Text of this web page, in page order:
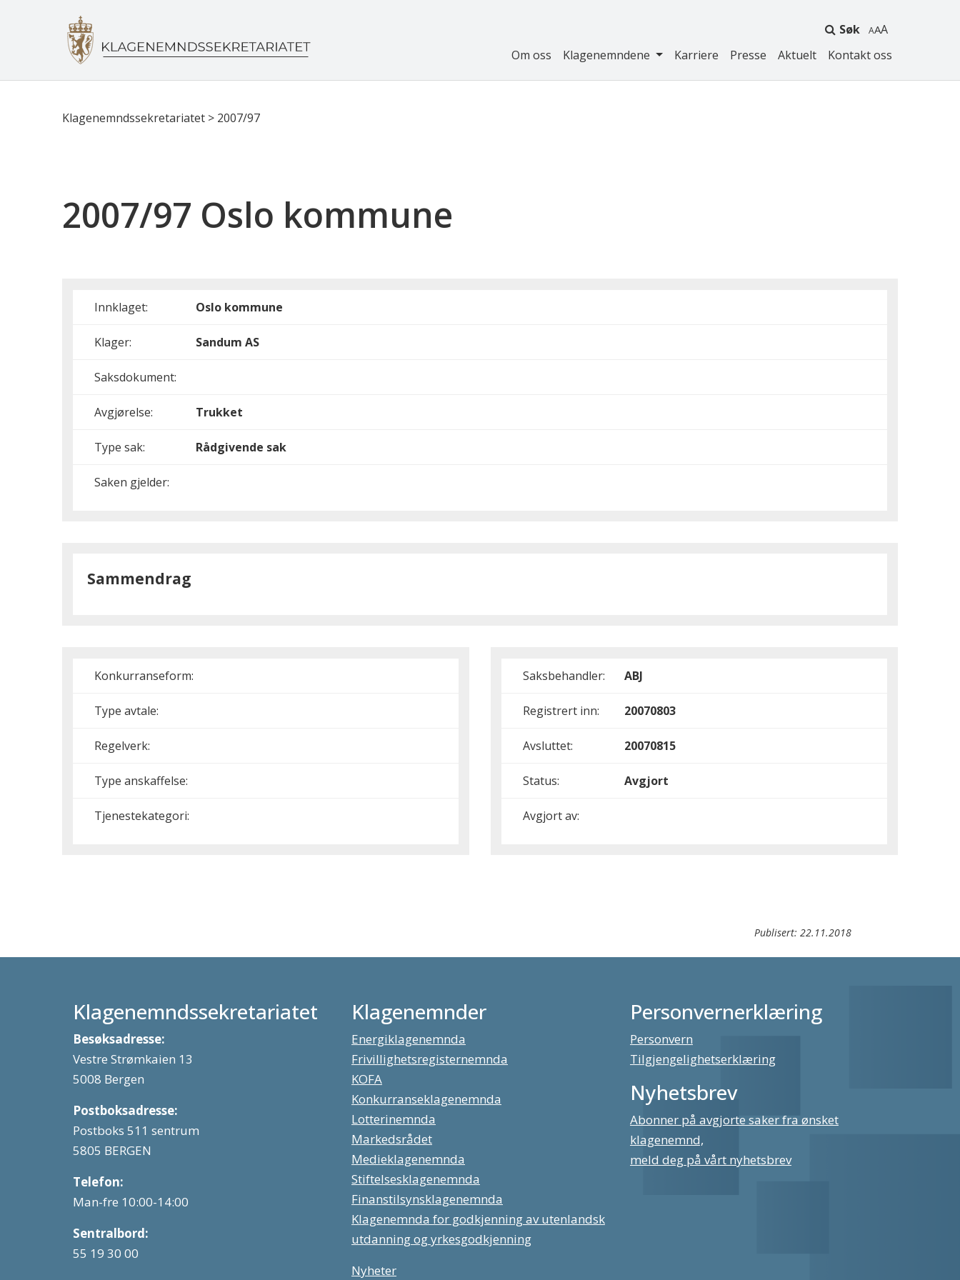
Søk A
Om oss Klagenemndene Karriere Presse Aktuelt Kontakt oss
Klagenemndssekretariatet > 2007/97
2007/97 Oslo kommune
Innklaget: Oslo kommune
Klager: Sandum AS
Saksdokument:
Avgjørelse: Trukket
Type sak: Rådgivende sak
Saken gjelder:
Sammendrag
Konkurranseform:
Type avtale:
Regelverk:
Type anskaffelse:
Tjenestekategori:
Saksbehandler: ABJ
Registrert inn: 20070803
Avsluttet: 20070815
Status: Avgjort
Avgjort av:
Publisert: 22.11.2018
Klagenemndssekretariatet
Besøksadresse:
Vestre Strømkaien 13
5008 Bergen
Postboksadresse:
Postboks 511 sentrum
5805 BERGEN
Telefon:
Man-fre 10:00-14:00
Sentralbord:
55 19 30 00
Klagenemnder
Energiklagenemnda
Frivillighetsregisternemnda
KOFA
Konkurranseklagenemnda
Lotterinemnda
Markedsrådet
Medieklagenemnda
Stiftelsesklagenemnda
Finanstilsynsklagenemnda
Klagenemnda for godkjenning av utenlandsk
utdanning og yrkesgodkjenning
Nyheter
Personvernerklæring
Personvern
Tilgjengelighetserklæring
Nyhetsbrev
Abonner på avgjorte saker fra ønsket
klagenemnd,
meld deg på vårt nyhetsbrev